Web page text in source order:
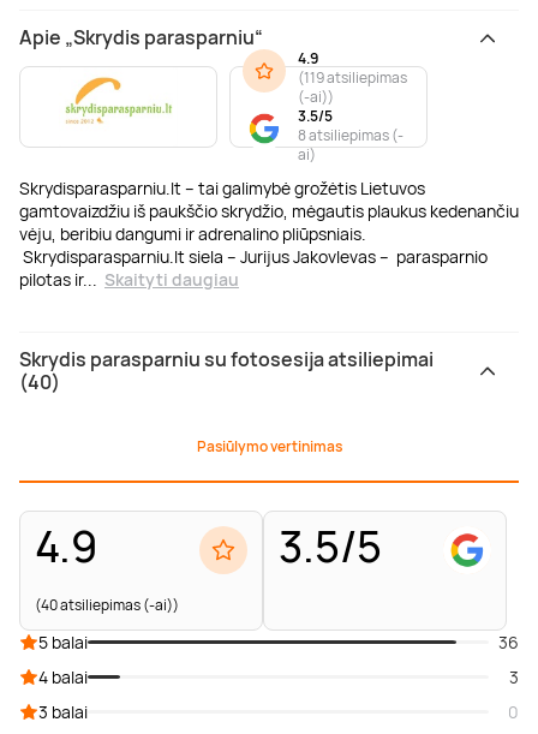
Apie „Skrydis parasparniu“
Skrydisparasparniu.lt – tai galimybė grožėtis Lietuvos
gamtovaizdžiu iš paukščio skrydžio, mėgautis plaukus kedenančiu
vėju, beribiu dangumi ir adrenalino pliūpsniais.
Skrydisparasparniu.lt siela – Jurijus Jakovlevas – parasparnio
pilotas ir... Skaityti daugiau
4.9
(119 atsiliepimas
(-ai))
3.5/5
8 atsiliepimas (-
ai)
Skrydis parasparniu su fotosesija atsiliepimai
(40)
Pasiūlymo vertinimas
4.9
(40 atsiliepimas (-ai))
3.5/5
5 balai
36
4 balai
3
3 balai
0